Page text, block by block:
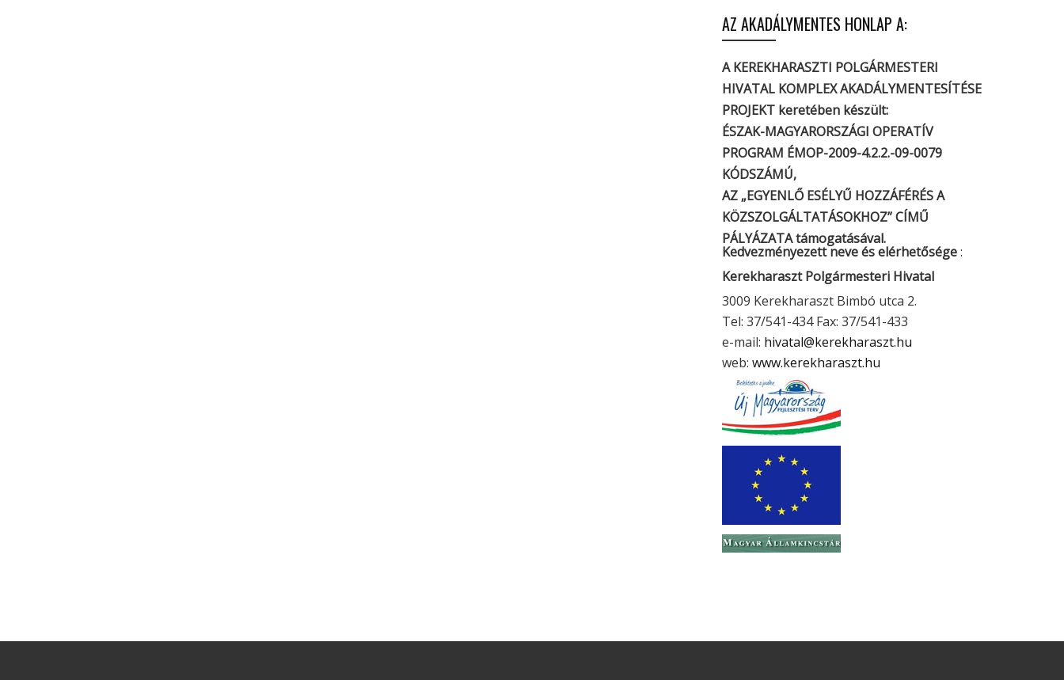
AZ AKADÁLYMENTES HONLAP A:
A KEREKHARASZTI POLGÁRMESTERI
HIVATAL KOMPLEX AKADÁLYMENTESÍTÉSE
PROJEKT keretében készült:
ÉSZAK-MAGYARORSZÁGI OPERATÍV
PROGRAM ÉMOP-2009-4.2.2.-09-0079
KÓDSZÁMÚ,
AZ „EGYENLŐ ESÉLYŰ HOZZÁFÉRÉS A
KÖZSZOLGÁLTATÁSOKHOZ” CÍMŰ
PÁLYÁZATA támogatásával.
Kedvezményezett neve és elérhetősége:
Kerekharaszt Polgármesteri Hivatal
3009 Kerekharaszt Bimbó utca 2.
Tel: 37/541-434 Fax: 37/541-433
e-mail: hivatal@kerekharaszt.hu
web: www.kerekharaszt.hu